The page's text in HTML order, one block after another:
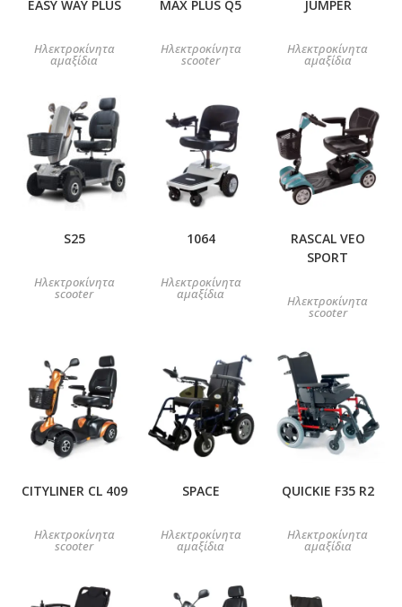
EASY WAY PLUS
Ηλεκτροκίνητα
αμαξίδια
MAX PLUS Q5
Ηλεκτροκίνητα
scooter
JUMPER
Ηλεκτροκίνητα
αμαξίδια
S25
Ηλεκτροκίνητα
scooter
1064
Ηλεκτροκίνητα
αμαξίδια
RASCAL VEO
SPORT
Ηλεκτροκίνητα
scooter
CITYLINER CL 409
Ηλεκτροκίνητα
scooter
SPACE
Ηλεκτροκίνητα
αμαξίδια
QUICKIE F35 R2
Ηλεκτροκίνητα
αμαξίδια